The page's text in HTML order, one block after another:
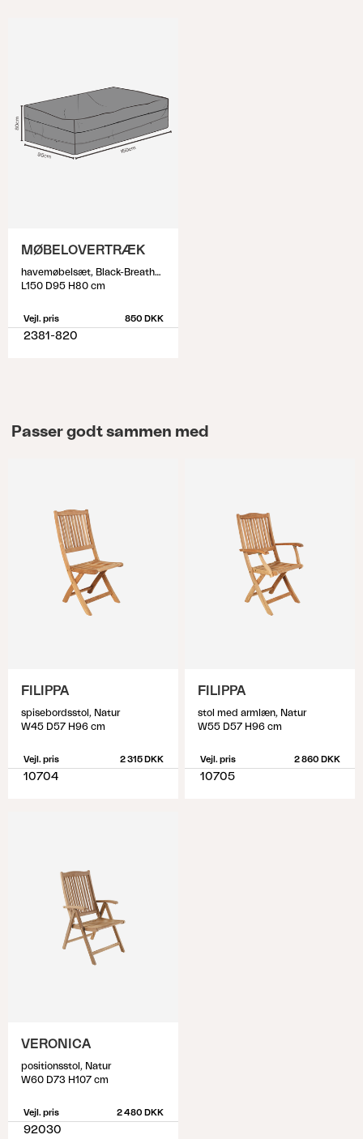
MØBELOVERTRÆK
havemøbelsæt, Black-Breathable
L150 D95 H80 cm
Vejl. pris 850 DKK
2381-820
Passer godt sammen med
FILIPPA
spisebordsstol, Natur
W45 D57 H96 cm
Vejl. pris 2 315 DKK
10704
FILIPPA
stol med armlæn, Natur
W55 D57 H96 cm
Vejl. pris 2 860 DKK
10705
VERONICA
positionsstol, Natur
W60 D73 H107 cm
Vejl. pris 2 480 DKK
92030